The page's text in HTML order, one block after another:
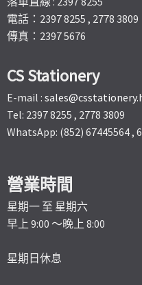
電話：2397 8255 , 2778 3809
傳真：2397 5676
CS Stationery
E-mail :
Tel: 2397 8255 , 2778 3809
WhatsApp: (852) 67445564 ,
營業時間
星期一 至 星期六
早上 9:00 ～晚上 8:00
星期日休息